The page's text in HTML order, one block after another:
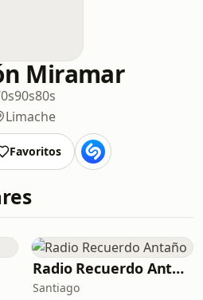
Miramar
90s80s
Limache
Favoritos
Radio Recuerdo Antaño
Santiago